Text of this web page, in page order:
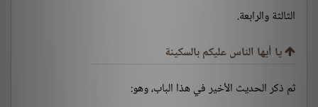
الثالثة والرابعة.
يا أيها الناس عليكم بالسكينة
ثم ذكر الحديث الأخير في هذا الباب، وهو: